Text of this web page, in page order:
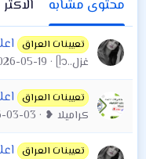
محتوى مشابه
تعيينات العراق
غزل..ᥫ᭡ 05-19
تعيينات العراق
كراميلا ❥ 03-03
تعيينات العراق